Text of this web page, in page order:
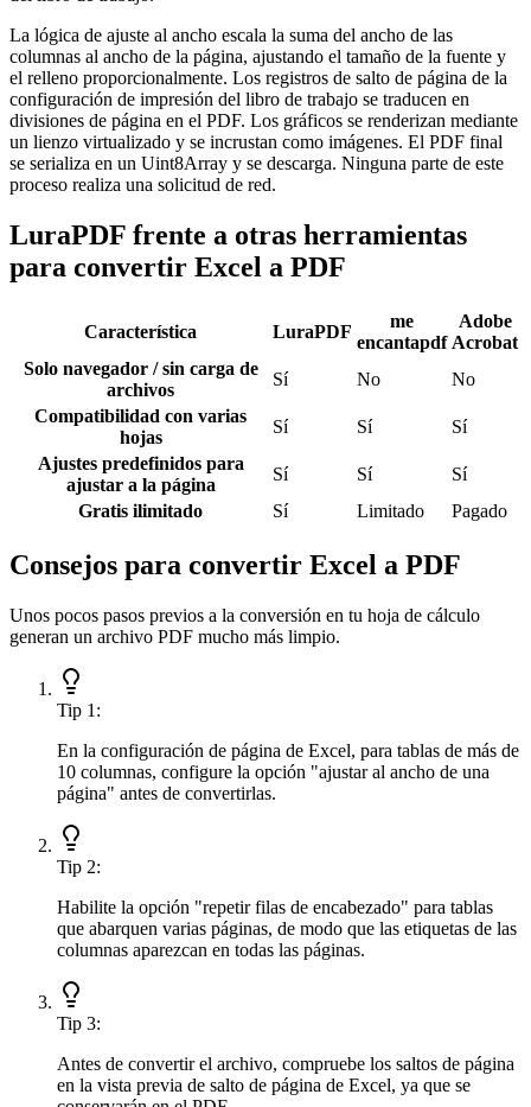
La lógica de ajuste al ancho escala la suma del ancho de las
columnas al ancho de la página, ajustando el tamaño de la fuente y
el relleno proporcionalmente. Los registros de salto de página de la
configuración de impresión del libro de trabajo se traducen en
divisiones de página en el PDF. Los gráficos se renderizan mediante
un lienzo virtualizado y se incrustan como imágenes. El PDF final
se serializa en un Uint8Array y se descarga. Ninguna parte de este
proceso realiza una solicitud de red.
LuraPDF frente a otras herramientas
para convertir Excel a PDF
Característica LuraPDF
me
encantapdf
Adobe
Acrobat
Solo navegador / sin carga de
archivos
Sí No
No
Compatibilidad con varias
hojas
Sí Sí
Sí
Ajustes predefinidos para
ajustar a la página
Sí Sí
Sí
Gratis ilimitado
Sí Limitado Pagado
Consejos para convertir Excel a PDF
Unos pocos pasos previos a la conversión en tu hoja de cálculo
generan un archivo PDF mucho más limpio.
Tip 1 :
En la configuración de página de Excel, para tablas de más de
10 columnas, configure la opción "ajustar al ancho de una
página" antes de convertirlas.
Tip 2:
Habilite la opción "repetir filas de encabezado" para tablas
que abarquen varias páginas, de modo que las etiquetas de las
columnas aparezcan en todas las páginas.
Tip 3:
Antes de convertir el archivo, compruebe los saltos de página
en la vista previa de salto de página de Excel, ya que se